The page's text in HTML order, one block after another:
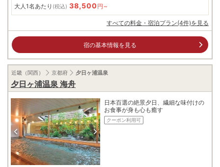
大人1名あたり (税込) 38,500 円~
すべての料金・宿泊プラン(4件)を見る
宿の基本情報を見る
近畿（関西） 京都府 夕日ヶ浦温泉
夕日ヶ浦温泉 海舟
日本百選の絶景夕日、繊細な味付けの
お食事が身も心も癒す
クーポン利用可